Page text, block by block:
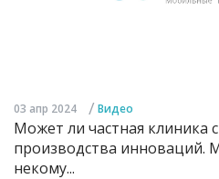
03 апр 2024 / Видео
Может ли частная клиника
производства инноваций.
некому...